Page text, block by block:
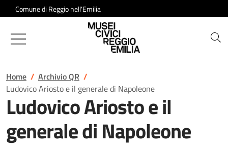
Salta al contenuto
Comune di Reggio nell'Emilia
Musei Civici di Reggio Emilia
Home
Archivio QR
Ludovico Ariosto e il generale di Napoleone
Ludovico Ariosto e il
generale di Napoleone